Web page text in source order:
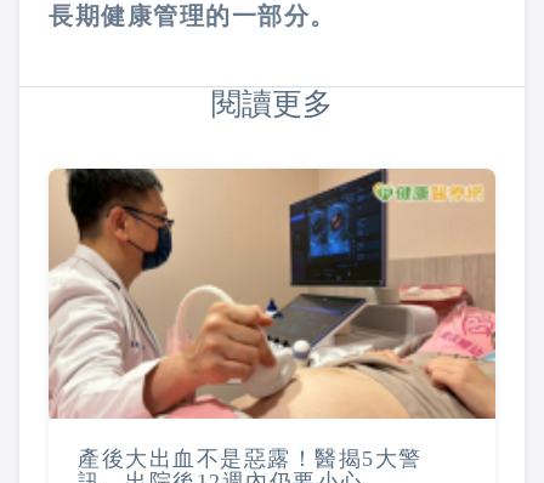
長期健康管理的一部分。
閱讀更多
產後大出血不是惡露！醫揭5大警